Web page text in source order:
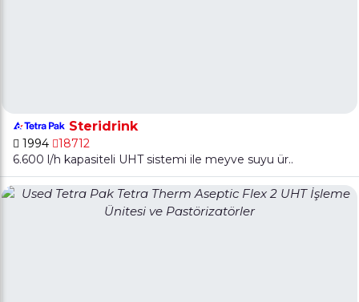
Steridrink
1994
18712
6.600 l/h kapasiteli UHT sistemi ile meyve suyu ür..